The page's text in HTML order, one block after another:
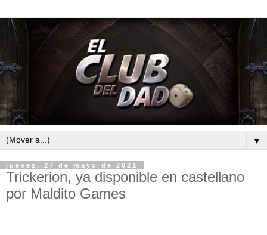
▼
jueves, 27 de mayo de 2021
Trickerion, ya disponible en castellano
por Maldito Games